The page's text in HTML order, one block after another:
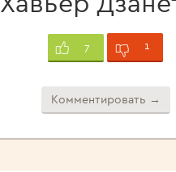
7 1
Комментировать →